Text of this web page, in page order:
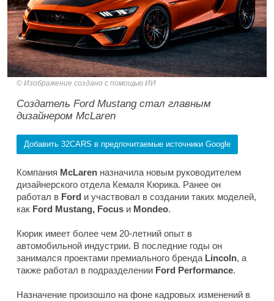
Изображение создано с помощью ИИ
Создатель Ford Mustang стал главным
дизайнером McLaren
Добавить 32CARS в предпочитаемые источники Google
Компания McLaren назначила новым руководителем
дизайнерского отдела Кемаля Кюрика. Ранее он
работал в Ford и участвовал в создании таких моделей,
как Ford Mustang, Focus и Mondeo.
Кюрик имеет более чем 20-летний опыт в
автомобильной индустрии. В последние годы он
занимался проектами премиального бренда Lincoln, а
также работал в подразделении Ford Performance.
Назначение произошло на фоне кадровых изменений в